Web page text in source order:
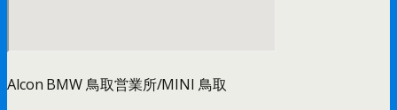
Alcon BMW 鳥取営業所/MINI 鳥取